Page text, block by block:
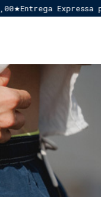
Entrega Expressa